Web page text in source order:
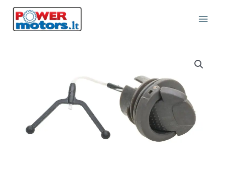
Pereiti
turinio
HUSQVARNA
545/550